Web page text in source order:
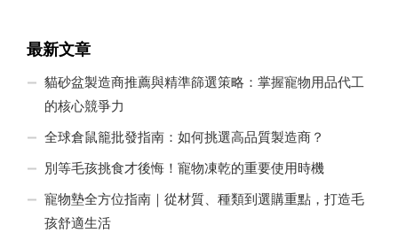
最新文章
貓砂盆製造商推薦與精準篩選策略：掌握寵物用品代工
的核心競爭力
全球倉鼠籠批發指南：如何挑選高品質製造商？
別等毛孩挑食才後悔！寵物凍乾的重要使用時機
寵物墊全方位指南｜從材質、種類到選購重點，打造毛
孩舒適生活